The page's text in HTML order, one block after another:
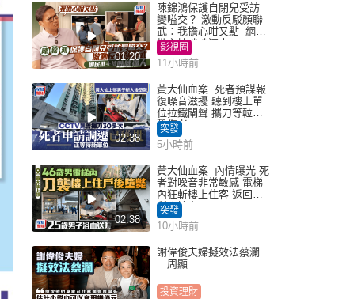
01:20
陳錦鴻保護自閉兒受訪
變嗌交？ 激動反駁顏聯
武：我擔心咁又點 網民
批主持咄咄逼人
影視圈
11小時前
02:38
黃大仙血案│死者預謀報
復噪音滋擾 聽到樓上單
位拉鐵閘聲 攜刀等𨋢伏
擊傷者
突發
5小時前
02:38
黃大仙血案│內情曝光 死
者對噪音非常敏感 電梯
內狂斬樓上住客 返回住
所墮樓亡
突發
10小時前
謝偉俊夫婦擬效法蔡瀾
｜周顯
投資理財